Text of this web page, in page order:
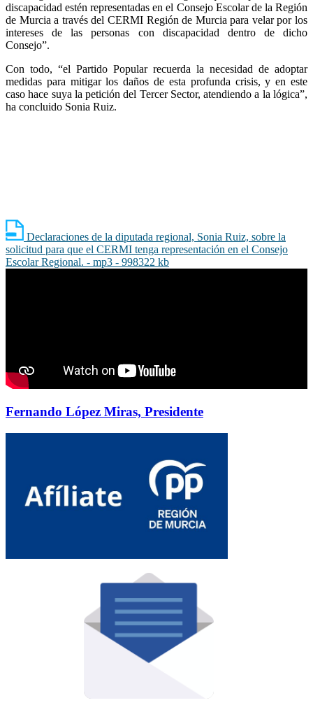
discapacidad estén representadas en el Consejo Escolar de la Región
de Murcia a través del CERMI Región de Murcia para velar por los
intereses de las personas con discapacidad dentro de dicho
Consejo”.
Con todo, “el Partido Popular recuerda la necesidad de adoptar
medidas para mitigar los daños de esta profunda crisis, y en este
caso hace suya la petición del Tercer Sector, atendiendo a la lógica”,
ha concluido Sonia Ruiz.
Declaraciones de la diputada regional, Sonia Ruiz, sobre la
solicitud para que el CERMI tenga representación en el Consejo
Escolar Regional. - mp3 - 998322 kb
Fernando López Miras, Presidente